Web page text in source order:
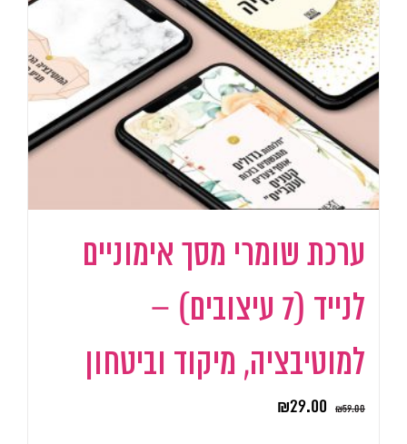
ערכת שומרי מסך אימוניים
לנייד (7 עיצובים) –
למוטיבציה, מיקוד וביטחון
₪59.00
₪29.00